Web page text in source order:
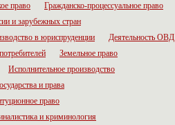
право
Гражданско-процессуальное право
и зарубежных стран
в юриспруденции
Деятельность ОВД
Земельное право
Исполнительное производство
и права
право
и криминология